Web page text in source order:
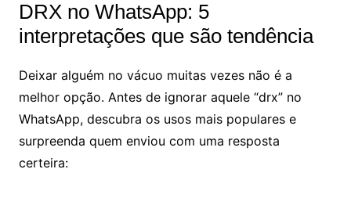
DRX no WhatsApp: 5
interpretações que são tendência
Deixar alguém no vácuo muitas vezes não é a
melhor opção. Antes de ignorar aquele “drx” no
WhatsApp, descubra os usos mais populares e
surpreenda quem enviou com uma resposta
certeira: